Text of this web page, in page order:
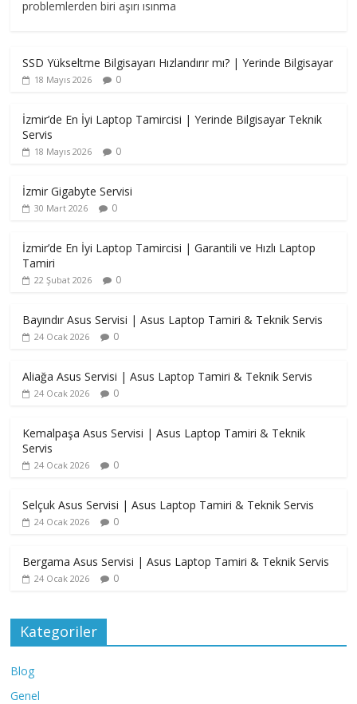
problemlerden biri aşırı ısınma
SSD Yükseltme Bilgisayarı Hızlandırır mı? | Yerinde Bilgisayar
18 Mayıs 2026 0
İzmir’de En İyi Laptop Tamircisi | Yerinde Bilgisayar Teknik
Servis
18 Mayıs 2026 0
İzmir Gigabyte Servisi
30 Mart 2026 0
İzmir’de En İyi Laptop Tamircisi | Garantili ve Hızlı Laptop
Tamiri
22 Şubat 2026 0
Bayındır Asus Servisi | Asus Laptop Tamiri & Teknik Servis
24 Ocak 2026 0
Aliağa Asus Servisi | Asus Laptop Tamiri & Teknik Servis
24 Ocak 2026 0
Kemalpaşa Asus Servisi | Asus Laptop Tamiri & Teknik
Servis
24 Ocak 2026 0
Selçuk Asus Servisi | Asus Laptop Tamiri & Teknik Servis
24 Ocak 2026 0
Bergama Asus Servisi | Asus Laptop Tamiri & Teknik Servis
24 Ocak 2026 0
Kategoriler
Blog
Genel